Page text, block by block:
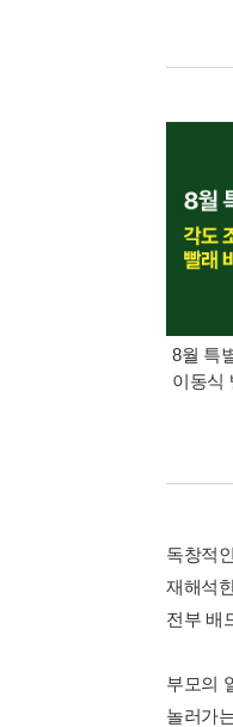
8월 특
이동식
독창적
재해석
전부 배
부모의
놀러가